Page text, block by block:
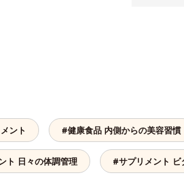
ント #健康食品 内側からの美容習慣
ト 日々の体調管理 #サプリメント ビ